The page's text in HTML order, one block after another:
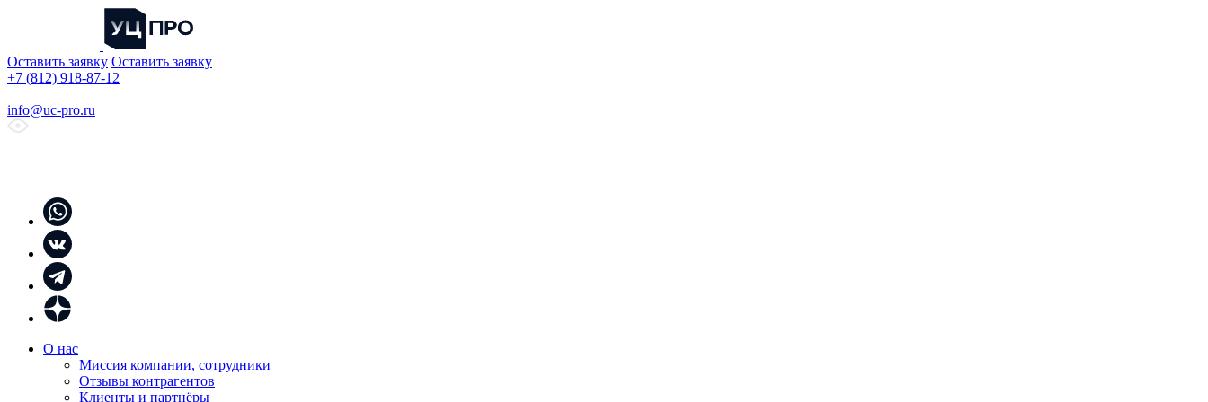
Оставить заявку Оставить заявку
+7 (812) 918-87-12
info@uc-pro.ru
О нас
Миссия компании, сотрудники
Отзывы контрагентов
Клиенты и партнёры